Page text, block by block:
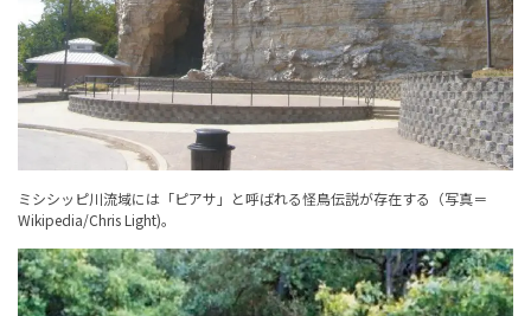
ミシシッピ川流域には「ピアサ」と呼ばれる怪鳥伝説が存在する（写真＝
Wikipedia/Chris Light)。